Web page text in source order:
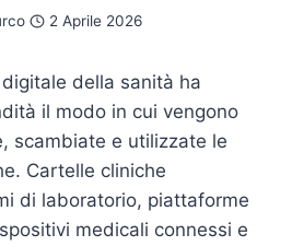
2 Aprile 2026
della sanità ha
il modo in cui vengono
scambiate e utilizzate le
Cartelle cliniche
di laboratorio, piattaforme
medicali connessi e